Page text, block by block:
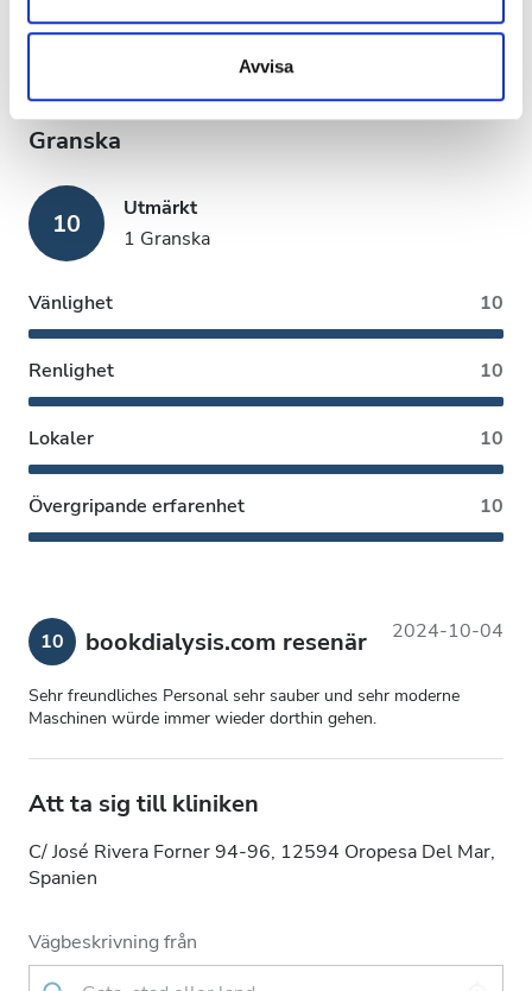
samlat in när du har använt deras tjänster.
Avvisa
Acceptera EHIC
Granska
10
Utmärkt
1 Granska
Vänlighet 10
Renlighet 10
Lokaler 10
Övergripande erfarenhet 10
10 bookdialysis.com resenär 2024-10-04
Sehr freundliches Personal sehr sauber und sehr moderne
Maschinen würde immer wieder dorthin gehen.
Att ta sig till kliniken
C/ José Rivera Forner 94-96, 12594 Oropesa Del Mar,
Spanien
Vägbeskrivning från